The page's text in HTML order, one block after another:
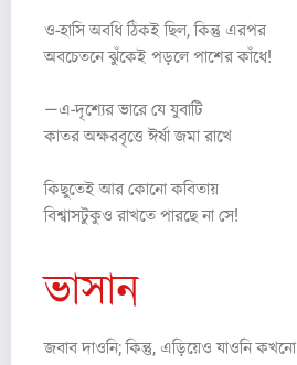
ও-হাসি অবধি ঠিকই ছিল, কিন্তু এরপর
অবচেতনে ঝুঁকেই পড়লে পাশের কাঁধে!
—এ-দৃশ্যের ভারে যে যুবাটি
কাতর অক্ষরবৃত্তে ঈর্ষা জমা রাখে
কিছুতেই আর কোনো কবিতায়
বিশ্বাসটুকুও রাখতে পারছে না সে!
ভাসান
জবাব দাওনি; কিন্তু, এড়িয়েও যাওনি কখনো